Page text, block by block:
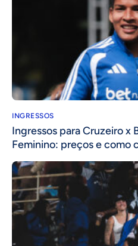
INGRESSOS
Ingressos para Cruzeiro x
Feminino: preços e como